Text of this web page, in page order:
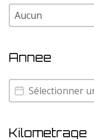
Couleur
Couleur
Annee
Annee
Annee
Kilometrage